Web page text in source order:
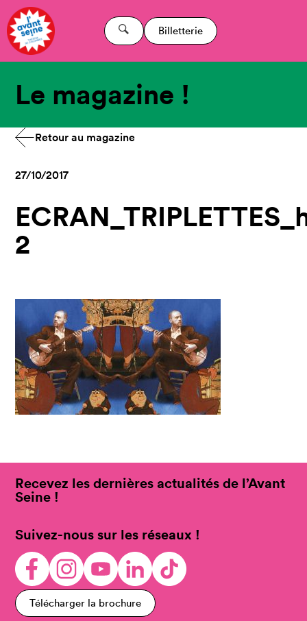
Billetterie
Le magazine !
Retour au magazine
27/10/2017
2
Recevez les dernières actualités de l’Avant
Seine !
Suivez-nous sur les réseaux !
Télécharger la brochure